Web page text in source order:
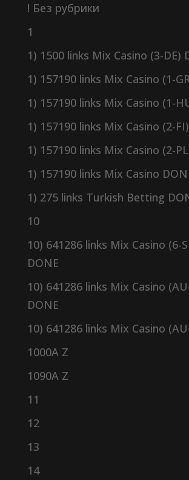
! Без рубрики
1
1) 1500 links Mix Casino (3-DE)
1) 157190 links Mix Casino (1-
1) 157190 links Mix Casino (1-
1) 157190 links Mix Casino (2-
1) 157190 links Mix Casino (2-
1) 157190 links Mix Casino
1) 275 links Turkish Betting
10
10) 641286 links Mix Casino (6-
DONE
10) 641286 links Mix Casino
DONE
10) 641286 links Mix Casino
1000A Z
1090A Z
11
12
13
14